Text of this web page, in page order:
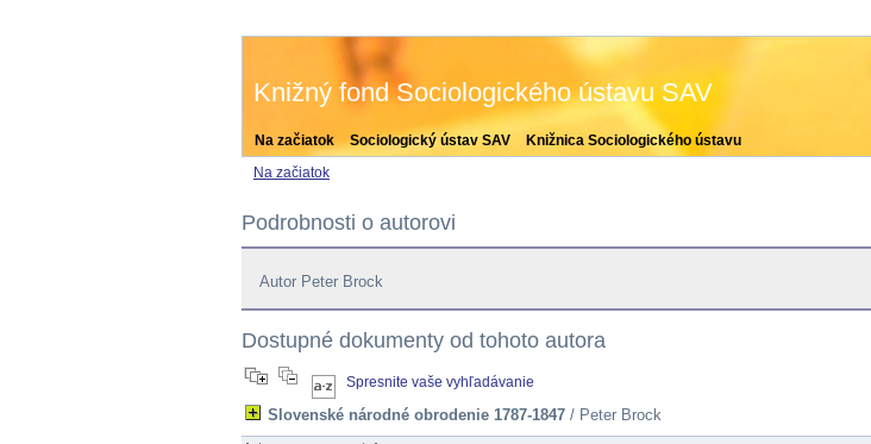
Na začiatok Sociologický ústav SAV Knižnica Sociologického ústavu
Knižný fond Sociologického ústavu SAV
Na začiatok
Podrobnosti o autorovi
Autor Peter Brock
Dostupné dokumenty od tohoto autora
Spresnite vaše vyhľadávanie
Slovenské národné obrodenie 1787-1847 / Peter Brock